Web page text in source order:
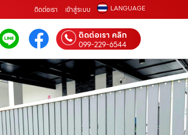
ติดต่อเรา เข้าสู่ระบบ LANGUAGE
ติดต่อเรา คลิก
099-229-6544